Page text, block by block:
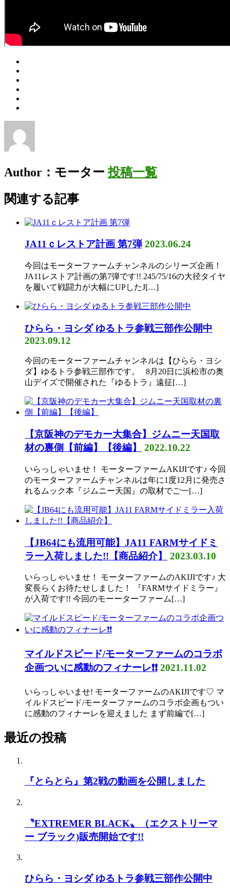
Author：モーター投稿一覧
関連する記事
JA11ｃレストア計画 第7弾 2023.06.24
今回はモーターファームチャンネルのシリーズ企画！
JA11レストア計画の第7弾です!! 245/75/16の大径タイヤ
を履いて戦闘力が大幅にUPしたJ[…]
ひらら・ヨシダ ゆるトラ参戦三部作公開中
2023.09.12
今回のモーターファームチャンネルは【ひらら・ヨシ
ダ】ゆるトラ参戦三部作です。 8月20日に浜松市の奥
山デイズで開催された『ゆるトラ』遠征[…]
【京阪神のデモカー大集合】ジムニー天国取
材の裏側【前編】【後編】
2022.10.22
いらっしゃいませ！ モーターファームAKIJIです♪ 今回
のモーターファームチャンネルは年に1度12月に発売さ
れるムック本『ジムニー天国』の取材でご一[…]
【JB64にも流用可能】JA11 FARMサイドミ
ラー入荷しました!!【商品紹介】
2023.03.10
いらっしゃいませ！ モーターファームのAKIJIです♪ 大
変長らくお待たせしました！ 『FARMサイドミラー』
が入荷です!! 今回のモーーターファーム[…]
マイルドスピード/モーターファームのコラボ
企画ついに感動のフィナーレ❗❗ 2021.11.02
いらっしゃいませ! モーターファームのAKIJIです♡ マ
イルドスピード/モーターファームのコラボ企画もつい
に感動のフィナーレを迎えました まず前編で[…]
最近の投稿
『とらとら』第2戦の動画を公開しました
〝EXTREMER BLACK〟（エクストリーマ
ー ブラック)販売開始です!!
ひらら・ヨシダ ゆるトラ参戦三部作公開中